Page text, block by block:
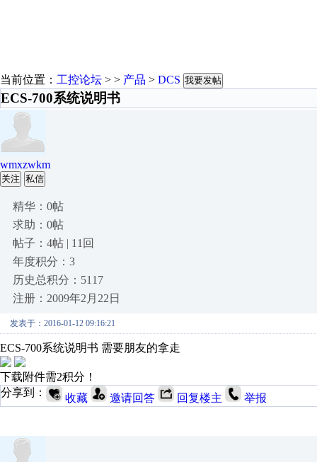
当前位置： 工控论坛 > > 产品 > DCS 我要发帖
ECS-700系统说明书
wmxzwkm
关注 私信
精华：0帖
求助：0帖
帖子：4帖 | 11回
年度积分：3
历史总积分：5117
注册：2009年2月22日
发表于：2016-01-12 09:16:21
ECS-700系统说明书 需要朋友的拿走
下载附件需2积分！
分享到：
收藏 邀请回答 回复楼主 举报